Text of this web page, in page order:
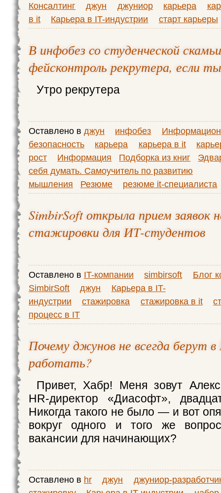
Консалтинг
джун джуниор карьера
в it
Карьера в IT-индустрии старт карьеры
В инфобез со студенческой
фейсконтроль рекрутера, если
Утро рекрутера
Оставлено в джун инфобез
безопасность
карьера карьера в it
рост
Информация Подборка из книг
себя думать. Самоучитель по развитию
мышления
Резюме резюме it-специалиста
SimbirSoft открыла прием заявок
стажировки для ИТ-студентов
Оставлено в IT-компании simbirsoft
Блог
SimbirSoft
джун
Карьера в IT-
индустрии
стажировка стажировка в it
процесс в IT
Почему джунов не всегда берут
работать?
Привет, Хабр! Меня зовут
HR-директор «Диасофт»,
Никогда такого не было — и вот
вокруг одного и того же
вакансии для начинающих?
Оставлено в hr джун
джуниор-